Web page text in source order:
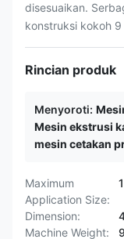
disesuaikan.
konstruksi kokoh 9
Rincian produk
Menyoroti:
Mesin ekstrusi
mesin cetakan
Maximum
Application Size:
Dimension:
Machine Weight: